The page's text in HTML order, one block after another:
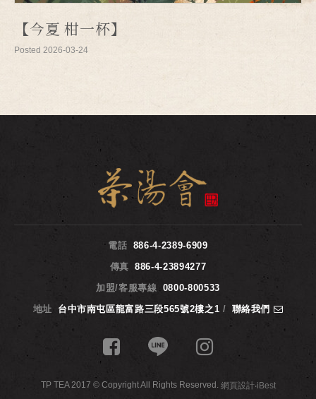
【今夏 柑一杯】
Posted 2026-03-24
電話 886-4-2389-6909
傳真
886-4-23894277
加盟/客服專線 0800-800533
地址
台中市南屯區龍富路三段565號2樓之1 / 聯絡我們
TP TEA 2017 © Copyright All Rights Reserved. 網頁設計‧iBest